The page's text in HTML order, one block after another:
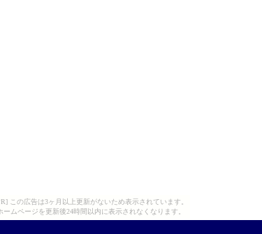
この広告は3ヶ月以上更新がないため表示されています。
ームページを更新後24時間以内に表示されなくなります。